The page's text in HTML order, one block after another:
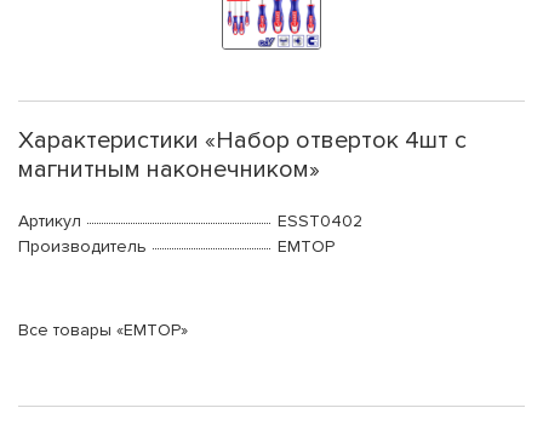
Характеристики «Набор отверток 4шт с
магнитным наконечником»
Артикул
ESST0402
Производитель
EMTOP
Все товары «EMTOP»